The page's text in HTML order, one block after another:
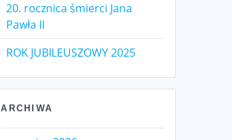
20. rocznica śmierci Jana
Pawła II
ROK JUBILEUSZOWY 2025
ARCHIWA